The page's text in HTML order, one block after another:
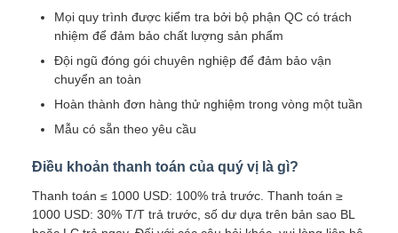
Mọi quy trình được kiểm tra bởi bộ phận QC có trách
nhiệm để đảm bảo chất lượng sản phẩm
Đội ngũ đóng gói chuyên nghiệp để đảm bảo vận
chuyển an toàn
Hoàn thành đơn hàng thử nghiệm trong vòng một tuần
Mẫu có sẵn theo yêu cầu
Điều khoản thanh toán của quý vị là gì?
Thanh toán ≤ 1000 USD: 100% trả trước. Thanh toán ≥
1000 USD: 30% T/T trả trước, số dư dựa trên bản sao BL